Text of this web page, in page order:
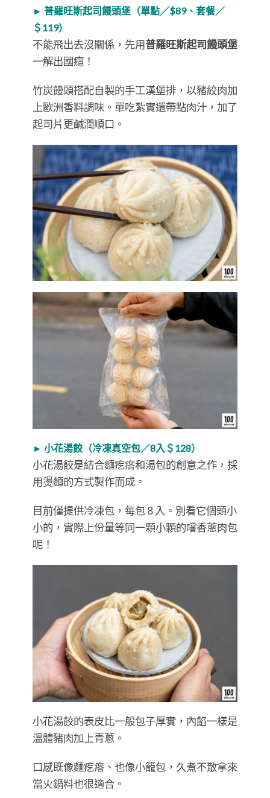
► 普羅旺斯起司饅頭堡（單點／$89、套餐／
＄119）
不能飛出去沒關係，先用普羅旺斯起司饅頭堡
一解出國癮！
竹炭饅頭搭配自製的手工漢堡排，以豬絞肉加
上歐洲香料調味。單吃紮實還帶點肉汁，加了
起司片更鹹潤順口。
► 小花湯餃（冷凍真空包／8入＄128）
小花湯餃是結合麵疙瘩和湯包的創意之作，採
用燙麵的方式製作而成。
目前僅提供冷凍包，每包 8 入。別看它個頭小
小的，實際上份量等同一顆小顆的嚐香蔥肉包
呢！
小花湯餃的表皮比一般包子厚實，內餡一樣是
溫體豬肉加上青蔥。
口感既像麵疙瘩、也像小籠包，久煮不散拿來
當火鍋料也很適合。